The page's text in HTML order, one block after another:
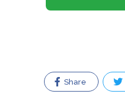
Share